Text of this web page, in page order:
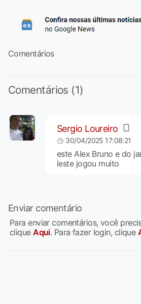
Comentários
Comentários (1)
Sergio Loureiro
30/04/2025 17:08:21
este Alex Bruno e do
leste jogou muito
Enviar comentário
Para enviar comentários, você
cliqueAqui. Para fazer login, clique